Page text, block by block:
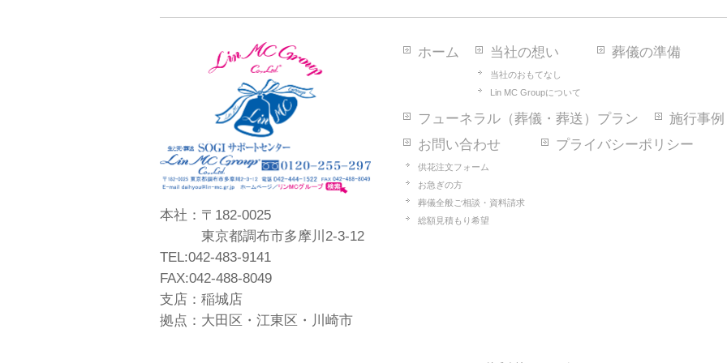
本社：〒182-0025
東京都調布市多摩川2-3-12
TEL:042-483-9141
FAX:042-488-8049
支店：稲城店
拠点：大田区・江東区・川崎市
ホーム 当社の想い
当社のおもてなし
Lin MC Groupについて
葬儀の準備
フューネラル（葬儀・葬送）プラン
施行事例
お問い合わせ
供花注文フォーム
お急ぎの方
葬儀全般ご相談・資料請求
総額見積もり希望
プライバシーポリシー